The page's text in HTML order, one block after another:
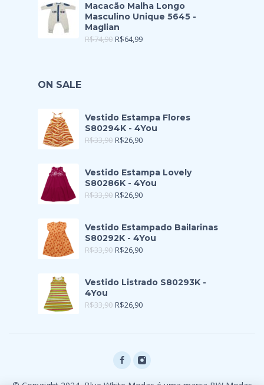
Macacão Malha Longo
Masculino Unique 5645 -
Maglian
R$74,90 R$64,99
ON SALE
Vestido Estampa Flores
S80294K - 4You
R$33,90 R$26,90
Vestido Estampa Lovely
S80286K - 4You
R$33,90 R$26,90
Vestido Estampado Bailarinas
S80292K - 4You
R$33,90 R$26,90
Vestido Listrado S80293K -
4You
R$33,90 R$26,90